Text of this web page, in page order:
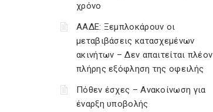
χρόνο
ΑΑΔΕ: Ξεμπλοκάρουν οι
μεταβιβάσεις κατασχεμένων
ακινήτων – Δεν απαιτείται πλέον
πλήρης εξόφληση της οφειλής
Πόθεν έσχες – Ανακοίνωση για
έναρξη υποβολής